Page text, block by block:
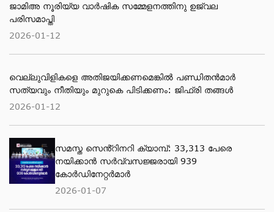
ജാമിഅ നൂരിയ്യ വാര്‍ഷിക സമ്മേളനത്തിനു ഉജ്വല
പരിസമാപ്തി
2026-01-12
വെല്ലുവിളികളെ അതിജയിക്കണമെങ്കിൽ പണ്ഡിതൻമാർ
സത്യവും നീതിയും മുറുകെ പിടിക്കണം: ജിഫ്‌രി തങ്ങൾ
2026-01-12
സമസ്ത സെൻ്റിനറി ക്യാമ്പ്: 33,313 പേരെ
നയിക്കാൻ സർവ്വസജ്ജരായി 939
കോർഡിനേറ്റർമാർ
2026-01-07